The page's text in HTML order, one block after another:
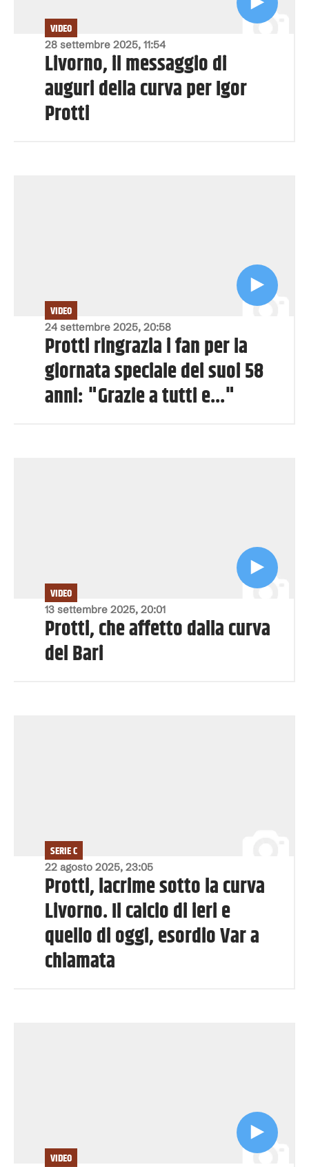
28 settembre 2025, 11:54
VIDEO
Livorno, il messaggio di
auguri della curva per Igor
Protti
24 settembre 2025, 20:58
VIDEO
Protti ringrazia i fan per la
giornata speciale dei suoi 58
anni: "Grazie a tutti e..."
13 settembre 2025, 20:01
VIDEO
Protti, che affetto dalla curva
del Bari
22 agosto 2025, 23:05
SERIE C
Protti, lacrime sotto la curva
Livorno. Il calcio di ieri e
quello di oggi, esordio Var a
chiamata
VIDEO